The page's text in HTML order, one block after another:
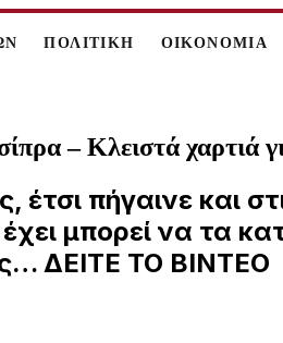
ΠΟΛΙΤΙΚΗ ΟΙΚΟΝΟΜΙΑ
– Κλειστά χαρτιά
πήγαινε και
μπορεί να τα
ΔΕΙΤΕ ΤΟ ΒΙΝΤΕΟ